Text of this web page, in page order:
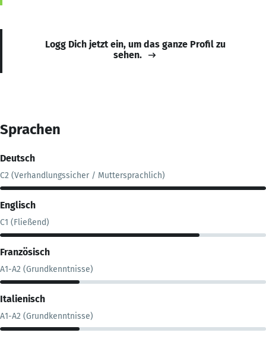
Logg Dich jetzt ein, um das ganze Profil zu
sehen.
Sprachen
Deutsch
C2 (Verhandlungssicher / Muttersprachlich)
Englisch
C1 (Fließend)
Französisch
A1-A2 (Grundkenntnisse)
Italienisch
A1-A2 (Grundkenntnisse)